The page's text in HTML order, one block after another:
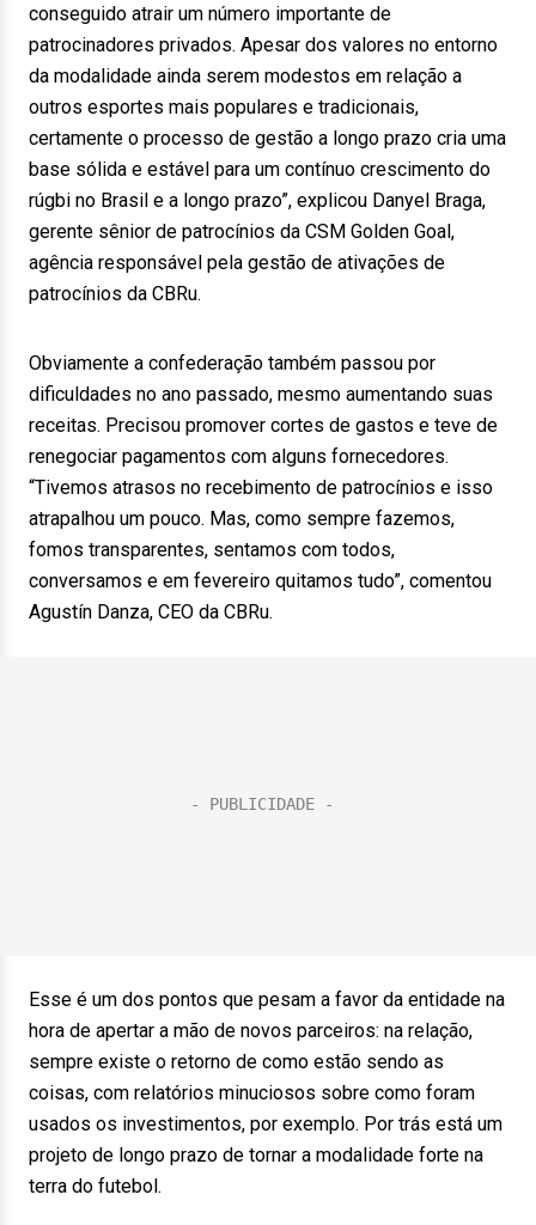
conseguido atrair um número importante de
patrocinadores privados. Apesar dos valores no entorno
da modalidade ainda serem modestos em relação a
outros esportes mais populares e tradicionais,
certamente o processo de gestão a longo prazo cria uma
base sólida e estável para um contínuo crescimento do
rúgbi no Brasil e a longo prazo”, explicou Danyel Braga,
gerente sênior de patrocínios da CSM Golden Goal,
agência responsável pela gestão de ativações de
patrocínios da CBRu.
Obviamente a confederação também passou por
dificuldades no ano passado, mesmo aumentando suas
receitas. Precisou promover cortes de gastos e teve de
renegociar pagamentos com alguns fornecedores.
“Tivemos atrasos no recebimento de patrocínios e isso
atrapalhou um pouco. Mas, como sempre fazemos,
fomos transparentes, sentamos com todos,
conversamos e em fevereiro quitamos tudo”, comentou
Agustín Danza, CEO da CBRu.
Esse é um dos pontos que pesam a favor da entidade na
hora de apertar a mão de novos parceiros: na relação,
sempre existe o retorno de como estão sendo as
coisas, com relatórios minuciosos sobre como foram
usados os investimentos, por exemplo. Por trás está um
projeto de longo prazo de tornar a modalidade forte na
terra do futebol.